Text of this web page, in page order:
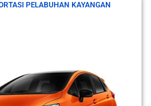
PELABUHAN KAYANGAN